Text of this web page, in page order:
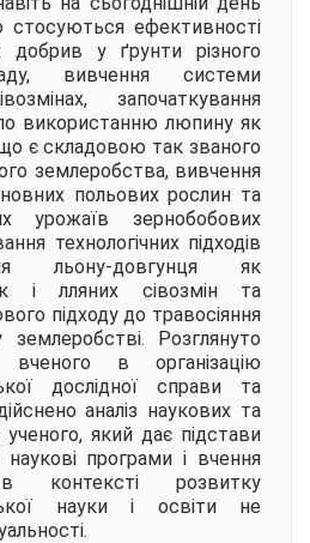
ефективності
добрив у ґрунти різного
вивчення системи
започаткування
використанню люпину як
є складовою так званого
землеробства, вивчення
польових рослин та
урожаїв зернобобових
технологічних підходів
льону-довгунця як
і лляних сівозмін та
підходу до травосіяння
землеробстві. Розглянуто
в організацію
дослідної справи та
аналіз наукових та
ученого, який дає підстави
програми і вчення
розвитку
науки і освіти не